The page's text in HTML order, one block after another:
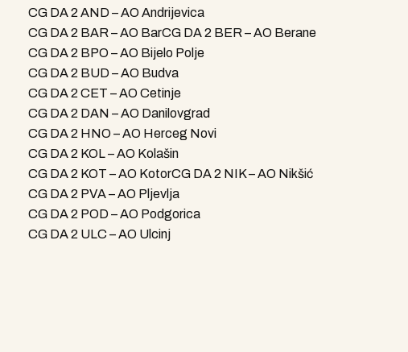
CG DA 2 AND – AO Andrijevica
CG DA 2 BAR – AO BarCG DA 2 BER – AO Berane
CG DA 2 BPO – AO Bijelo Polje
CG DA 2 BUD – AO Budva
CG DA 2 CET – AO Cetinje
CG DA 2 DAN – AO Danilovgrad
CG DA 2 HNO – AO Herceg Novi
CG DA 2 KOL – AO Kolašin
CG DA 2 KOT – AO KotorCG DA 2 NIK – AO Nikšić
CG DA 2 PVA – AO Pljevlja
CG DA 2 POD – AO Podgorica
CG DA 2 ULC – AO Ulcinj